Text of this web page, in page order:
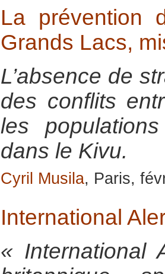
La prévention
Grands Lacs,
L’absence de
des conflits
les
dans le Kivu.
Cyril Musila, Paris,
International
« International